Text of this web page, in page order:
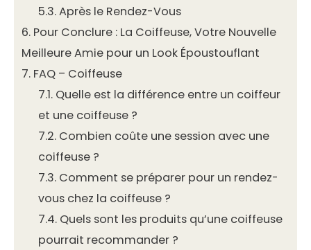
5.3.Après le Rendez-Vous
6. Pour Conclure : La Coiffeuse, Votre Nouvelle
Meilleure Amie pour un Look Époustouflant
7. FAQ – Coiffeuse
7.1. Quelle est la différence entre un coiffeur
et une coiffeuse ?
7.2. Combien coûte une session avec une
coiffeuse ?
7.3. Comment se préparer pour un rendez-
vous chez la coiffeuse ?
7.4. Quels sont les produits qu’une coiffeuse
pourrait recommander ?